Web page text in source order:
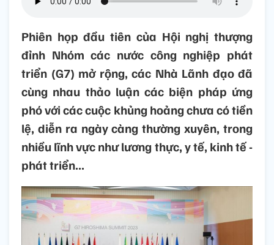
Phiên họp đầu tiên của Hội nghị thượng
đỉnh Nhóm các nước công nghiệp phát
triển (G7) mở rộng, các Nhà Lãnh đạo đã
cùng nhau thảo luận các biện pháp ứng
phó với các cuộc khủng hoảng chưa có tiền
lệ, diễn ra ngày càng thường xuyên, trong
nhiều lĩnh vực như lương thực, y tế, kinh tế -
phát triển...